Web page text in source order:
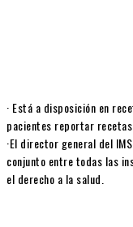
· Está a disposición en
pacientes reportar
·El director general del
conjunto entre todas las
el derecho a la salud.